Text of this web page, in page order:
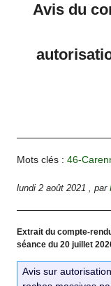
Avis du
Mots clés :46-
lundi 2 août 2021 ,par
Extrait du compte-
séance du 20 juillet
Avis sur